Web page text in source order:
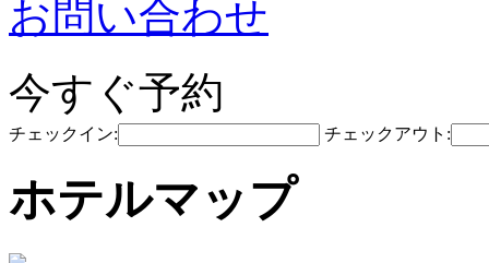
お問い合わせ
今すぐ予約
チェックイン: チェックアウト:
ホテルマップ